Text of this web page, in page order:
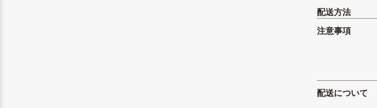
配送方法
注意事項
配送について